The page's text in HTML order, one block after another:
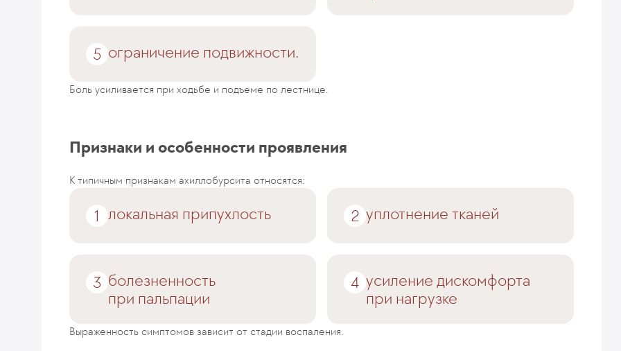
ограничение подвижности.
Боль усиливается при ходьбе и подъеме по лестнице.
Признаки и особенности проявления
К типичным признакам ахиллобурсита относятся:
локальная припухлость уплотнение тканей
болезненность
при пальпации
усиление дискомфорта
при нагрузке
Выраженность симптомов зависит от стадии воспаления.